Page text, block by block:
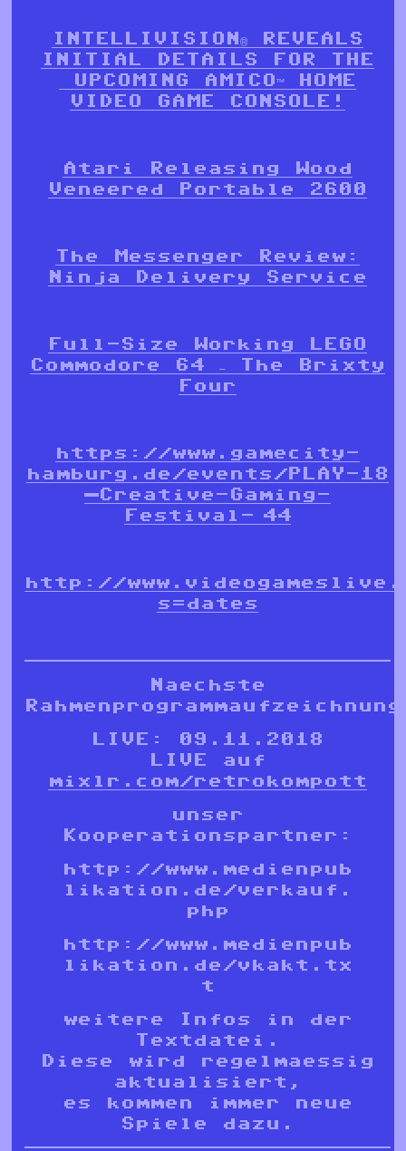
INTELLIVISION® REVEALS
INITIAL DETAILS FOR THE
UPCOMING AMICO™ HOME
VIDEO GAME CONSOLE!
Atari Releasing Wood
Veneered Portable 2600
The Messenger Review:
Ninja Delivery Service
Full-Size Working LEGO
Commodore 64 – The Brixty
Four
https://www.gamecity-
hamburg.de/events/PLAY-18
—Creative-Gaming-
Festival-_44
http://
s=dates
Naechste
LIVE: 09.11.2018
LIVE auf
mixlr.com/retrokompott
unser
Kooperationspartner:
http://www.medienpub
likation.de/verkauf.
php
http://www.medienpub
likation.de/vkakt.tx
t
weitere Infos in der
Textdatei.
Diese wird regelmaessig
aktualisiert,
es kommen immer neue
Spiele dazu.